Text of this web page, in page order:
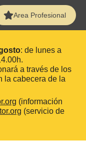
Area Profesional
: de lunes a
a través de los
la cabecera de la
(información
(servicio de